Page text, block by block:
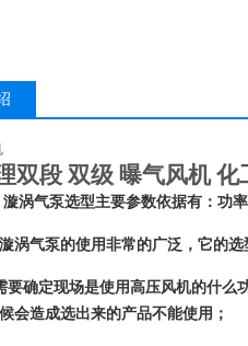
双段 双级 曝气风机
漩涡气泵选型主要参数依据有：功
涡气泵的使用非常的广泛，它的
要确定现场是使用高压风机的什么
会造成选出来的产品不能使用；